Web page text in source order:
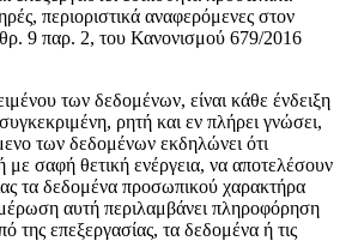
περιοριστικά αναφερόμενες στον
9 παρ. 2, του Κανονισμού 679/2016
των δεδομένων, είναι κάθε ένδειξη
ρητή και εν πλήρει γνώσει,
των δεδομένων εκδηλώνει ότι
σαφή θετική ενέργεια, να αποτελέσουν
τα δεδομένα προσωπικού χαρακτήρα
αυτή περιλαμβάνει πληροφόρηση
της επεξεργασίας, τα δεδομένα ή τις